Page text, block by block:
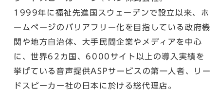
1999年に福祉先進国スウェーデンで設立以来、ホ
ームページのバリアフリー化を目指している政府機
関や地方自治体、大手民間企業やメディアを中心
に、世界62カ国、6000サイト以上の導入実績を
挙げている音声提供ASPサービスの第一人者、リー
ドスピーカー社の日本に於ける総代理店。